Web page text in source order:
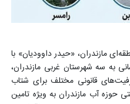
مازندران، «حیدر داوودیان» با
به سه شهرستان غربی مازندران،
قانونی مختلف برای شتاب
حوزه آب مازندران به ویژه تامین